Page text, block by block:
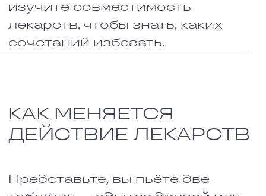
Что делать, чтобы себе не
навредить? Всегда
предупреждайте врача, что вы
Лучше лишний раз спросить,
чем потом мучиться. И
обязательно читайте
другими лекарствами», который
нельзя пропускать.